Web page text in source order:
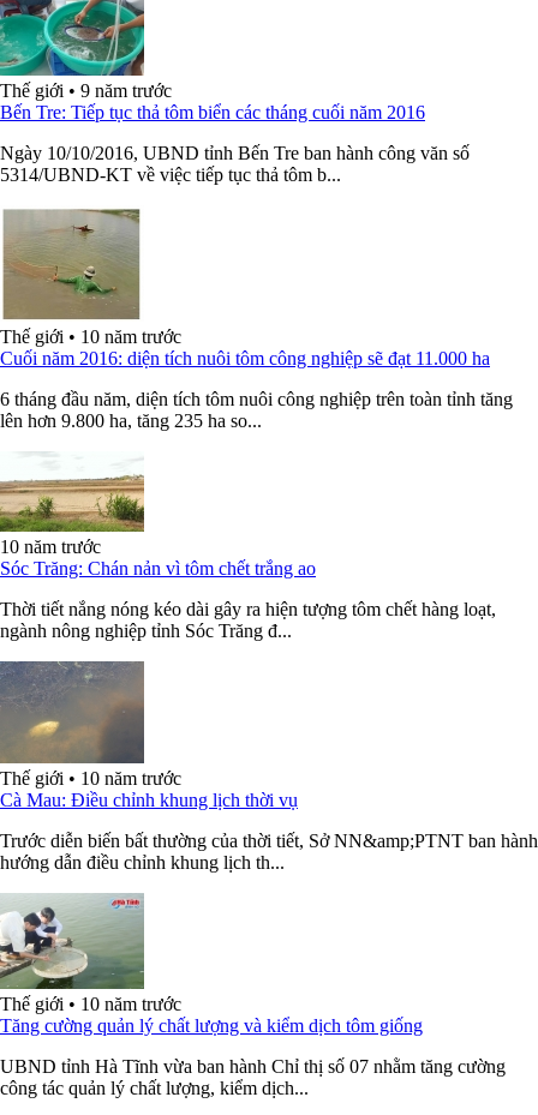
Thế giới • 9 năm trước
Bến Tre: Tiếp tục thả tôm biển các tháng cuối năm 2016
Ngày 10/10/2016, UBND tỉnh Bến Tre ban hành công văn số
5314/UBND-KT về việc tiếp tục thả tôm b...
Thế giới • 10 năm trước
Cuối năm 2016: diện tích nuôi tôm công nghiệp sẽ đạt 11.000 ha
6 tháng đầu năm, diện tích tôm nuôi công nghiệp trên toàn tỉnh tăng
lên hơn 9.800 ha, tăng 235 ha so...
10 năm trước
Sóc Trăng: Chán nản vì tôm chết trắng ao
Thời tiết nắng nóng kéo dài gây ra hiện tượng tôm chết hàng loạt,
ngành nông nghiệp tỉnh Sóc Trăng đ...
Thế giới • 10 năm trước
Cà Mau: Điều chỉnh khung lịch thời vụ
Trước diễn biến bất thường của thời tiết, Sở NN&amp;PTNT ban hành
hướng dẫn điều chỉnh khung lịch th...
Thế giới • 10 năm trước
Tăng cường quản lý chất lượng và kiểm dịch tôm giống
UBND tỉnh Hà Tĩnh vừa ban hành Chỉ thị số 07 nhằm tăng cường
công tác quản lý chất lượng, kiểm dịch...